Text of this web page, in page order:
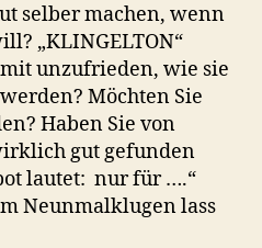
selber machen, wenn
„KLINGELTON“
unzufrieden, wie sie
Möchten Sie
Haben Sie von
gut gefunden
lautet: nur für ….“
Neunmalklugen lass